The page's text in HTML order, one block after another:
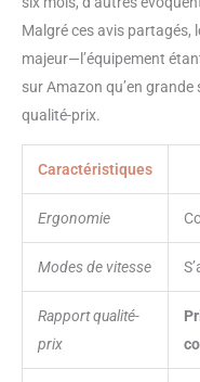
Malgré ces avis
majeur—l’équipement
sur Amazon qu’en
qualité-prix.
Caractéristiques
Ergonomie
Modes de vitesse
Rapport qualité-
prix